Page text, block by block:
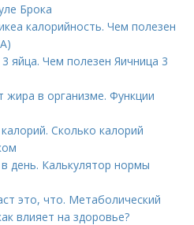
Брока
калорийность. Чем полезен
яйца. Чем полезен Яичница 3
жира в организме. Функции
Сколько калорий
день. Калькулятор нормы
это, что. Метаболический
влияет на здоровье?